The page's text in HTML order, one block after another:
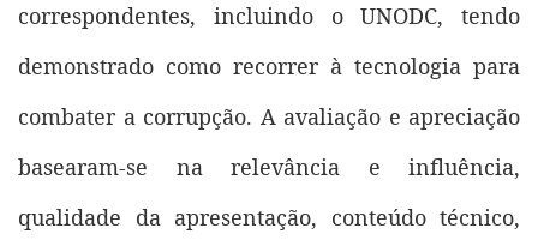
correspondentes, incluindo o UNODC, tendo
demonstrado como recorrer à tecnologia para
combater a corrupção. A avaliação e apreciação
basearam-se na relevância e influência,
qualidade da apresentação, conteúdo técnico,